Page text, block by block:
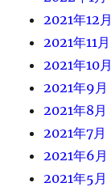
2021年12月
2021年11月
2021年10月
2021年9月
2021年8月
2021年7月
2021年6月
2021年5月